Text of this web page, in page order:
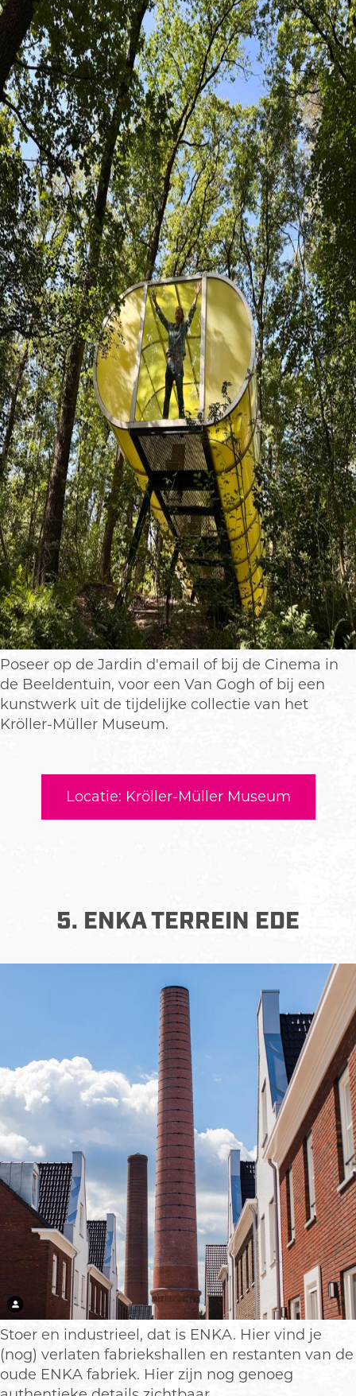
Poseer op de Jardin d'email of bij de Cinema in
de Beeldentuin, voor een Van Gogh of bij een
kunstwerk uit de tijdelijke collectie van het
Kröller-Müller Museum.
Locatie: Kröller-Müller Museum
5. ENKA TERREIN EDE
Stoer en industrieel, dat is ENKA. Hier vind je
(nog) verlaten fabriekshallen en restanten van de
oude ENKA fabriek. Hier zijn nog genoeg